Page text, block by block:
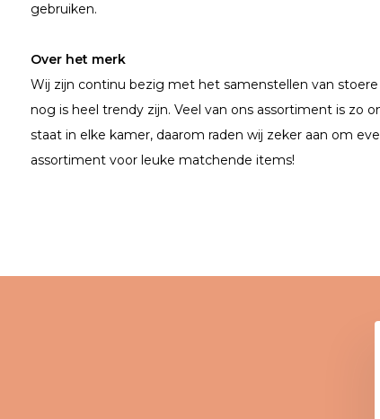
gebruiken.
Over het merk
Wij zijn continu bezig met het samenstellen van
nog is heel trendy zijn. Veel van ons assortiment is zo
staat in elke kamer, daarom raden wij zeker aan om
assortiment voor leuke matchende items!